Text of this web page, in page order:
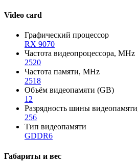
Video card
Графический процессор
RX 9070
Частота видеопроцессора, MHz
2520
Частота памяти, MHz
2518
Объём видеопамяти (GB)
12
Разрядность шины
256
Тип видеопамяти
GDDR6
Габариты и вес